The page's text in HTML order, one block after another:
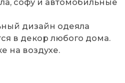
дизайн одеяла
в декор любого дома.
на воздухе.